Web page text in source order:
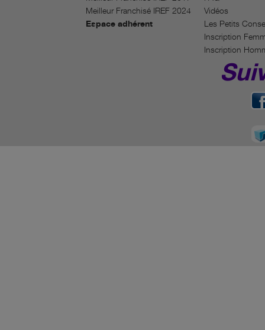
Meilleur Franchisé IREF 2024
Espace adhérent
Vidéos
Les Petits
Inscription
Inscription